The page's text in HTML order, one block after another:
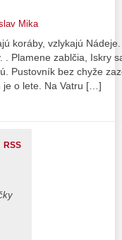
Mika
koráby, vzlykajú
Plamene zablčia, Iskry
Pustovník bez chyže
je o lete. Na Vatru […]
RSS